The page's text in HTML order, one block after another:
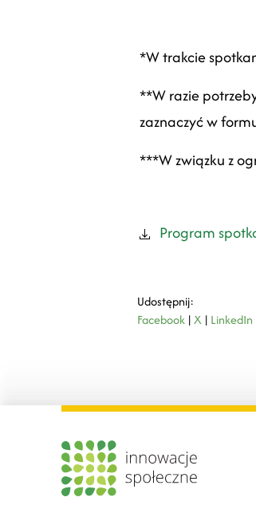
*W trakcie
**W razie
zaznaczyć w
***W związku z
Program
Udostępnij:
Facebook |X | LinkedIn